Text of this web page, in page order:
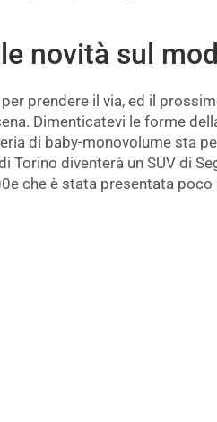
novità sul
prendere il via, ed il
Dimenticatevi le forme
di baby-monovolume sta
Torino diventerà un SUV di
che è stata presentata poco